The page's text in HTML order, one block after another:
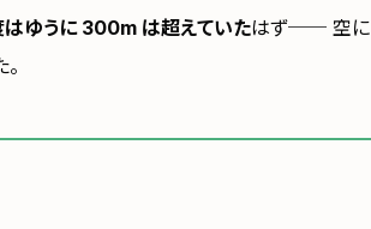
ゆうに 300m は超えていたはず── 空に